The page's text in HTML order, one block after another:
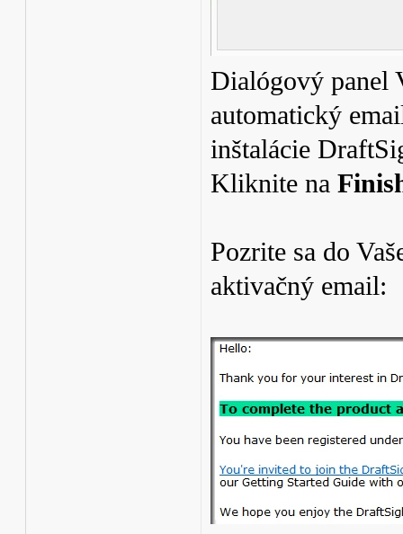
Dialógový panel
automatický
inštalácie
Kliknite na
Pozrite sa do
aktivačný email: